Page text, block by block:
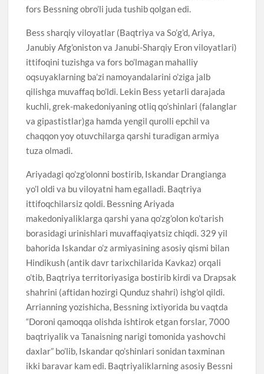
fors Bessning obro’li juda tushib qolgan edi.
Bess sharqiy viloyatlar (Baqtriya va So’g’d, Ariya,
Janubiy Afg’oniston va Janubi-Sharqiy Eron viloyatlari)
ittifoqini tuzishga va fors bo’lmagan mahalliy
oqsuyaklarning ba’zi namoyandalarini o’ziga jalb
qilishga muvaffaq bo’ldi. Lekin Bess yetarli darajada
kuchli, grek-makedoniyaning otliq qo’shinlari (falanglar
va gipastistlar)ga hamda yengil qurolli epchil va
chaqqon yoy otuvchilarga qarshi turadigan armiya
tuza olmadi.
Ariyadagi qo’zg’olonni bostirib, Iskandar Drangianga
yo’l oldi va bu viloyatni ham egalladi. Baqtriya
ittifoqchilarsiz qoldi. Bessning Ariyada
makedoniyaliklarga qarshi yana qo’zg’olon ko’tarish
borasidagi urinishlari muvaffaqiyatsiz chiqdi. 329 yil
bahorida Iskandar o’z armiyasining asosiy qismi bilan
Hindikush (antik davr tarixchilarida Kavkaz) orqali
o’tib, Baqtriya territoriyasiga bostirib kirdi va Drapsak
shahrini (aftidan hozirgi Qunduz shahri) ishg’ol qildi.
Arrianning yozishicha, Bessning ixtiyorida bu vaqtda
“Doroni qamoqqa olishda ishtirok etgan forslar, 7000
baqtriyalik va Tanaisning narigi tomonida yashovchi
daxlar” bo’lib, Iskandar qo’shinlari sonidan taxminan
ikki baravar kam edi. Baqtriyaliklarning asosiy Bessni